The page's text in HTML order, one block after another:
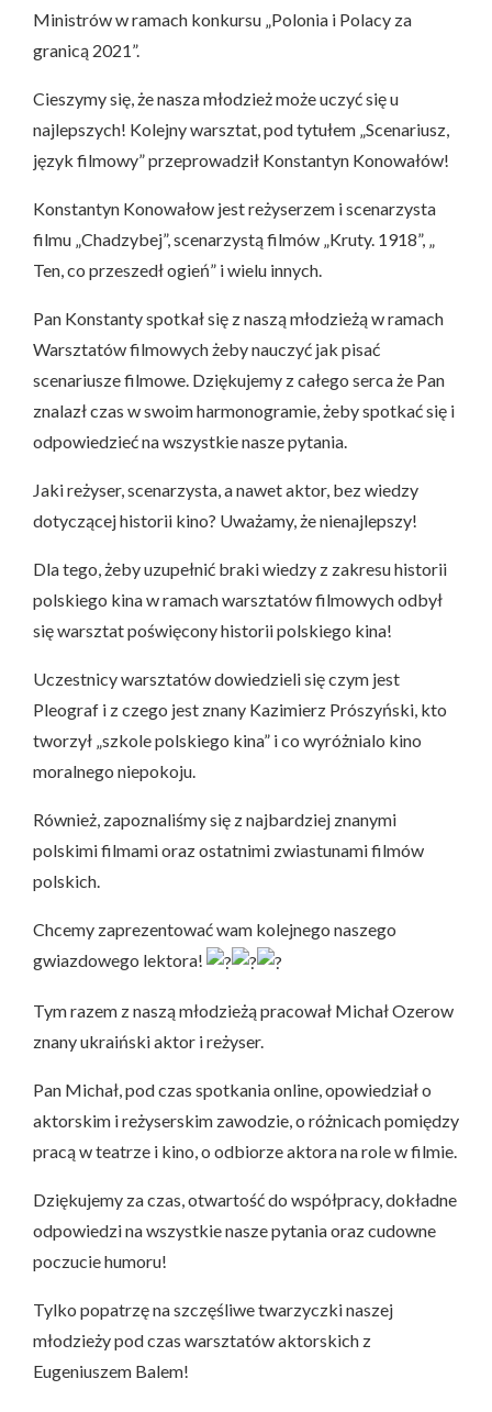
Ministrów w ramach konkursu „Polonia i Polacy za
granicą 2021”.
Cieszymy się, że nasza młodzież może uczyć się u
najlepszych! Kolejny warsztat, pod tytułem „Scenariusz,
język filmowy” przeprowadził Konstantyn Konowałów!
Konstantyn Konowałow jest reżyserzem i scenarzysta
filmu „Chadzybej”, scenarzystą filmów „Kruty. 1918”, „
Ten, co przeszedł ogień” i wielu innych.
Pan Konstanty spotkał się z naszą młodzieżą w ramach
Warsztatów filmowych żeby nauczyć jak pisać
scenariusze filmowe. Dziękujemy z całego serca że Pan
znalazł czas w swoim harmonogramie, żeby spotkać się i
odpowiedzieć na wszystkie nasze pytania.
Jaki reżyser, scenarzysta, a nawet aktor, bez wiedzy
dotyczącej historii kino? Uważamy, że nienajlepszy!
Dla tego, żeby uzupełnić braki wiedzy z zakresu historii
polskiego kina w ramach warsztatów filmowych odbył
się warsztat poświęcony historii polskiego kina!
Uczestnicy warsztatów dowiedzieli się czym jest
Pleograf i z czego jest znany Kazimierz Prószyński, kto
tworzył „szkole polskiego kina” i co wyróżnialo kino
moralnego niepokoju.
Również, zapoznaliśmy się z najbardziej znanymi
polskimi filmami oraz ostatnimi zwiastunami filmów
polskich.
Chcemy zaprezentować wam kolejnego naszego
gwiazdowego lektora!
Tym razem z naszą młodzieżą pracował Michał Ozerow
znany ukraiński aktor i reżyser.
Pan Michał, pod czas spotkania online, opowiedział o
aktorskim i reżyserskim zawodzie, o różnicach pomiędzy
pracą w teatrze i kino, o odbiorze aktora na role w filmie.
Dziękujemy za czas, otwartość do współpracy, dokładne
odpowiedzi na wszystkie nasze pytania oraz cudowne
poczucie humoru!
Tylko popatrzę na szczęśliwe twarzyczki naszej
młodzieży pod czas warsztatów aktorskich z
Eugeniuszem Balem!